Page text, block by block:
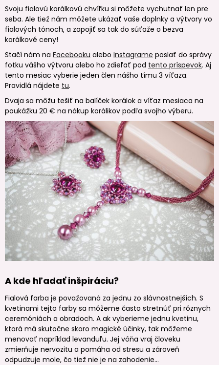
Svoju fialovú korálkovú chvíľku si môžete vychutnať len pre
seba. Ale tiež nám môžete ukázať vaše doplnky a výtvory vo
fialových tónoch, a zapojiť sa tak do súťaže o bezva
korálkové ceny!
Stačí nám na Facebooku alebo Instagrame poslať do správy
fotku vášho výtvoru alebo ho zdieľať pod tento príspevok. Aj
tento mesiac vyberie jeden člen nášho tímu 3 víťaza.
Pravidlá nájdete tu.
Dvaja sa môžu tešiť na balíček korálok a víťaz mesiaca na
poukážku 20 € na nákup korálikov podľa svojho výberu.
A kde hľadať inšpiráciu?
Fialová farba je považovaná za jednu zo slávnostnejších. S
kvetinami tejto farby sa môžeme často stretnúť pri rôznych
ceremóniách a obradoch. A ak vyberieme jednu kvetinu,
ktorá má skutočne skoro magické účinky, tak môžeme
menovať napríklad levanduľu. Jej vôňa vraj človeku
zmierňuje nervozitu a pomáha od stresu a zároveň
odpudzuje mole, čo tiež nie je na zahodenie...